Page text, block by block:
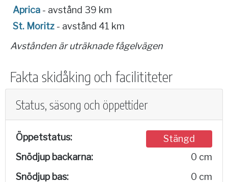
Aprica - avstånd 39 km
St. Moritz - avstånd 41 km
Avstånden är uträknade fågelvägen
Fakta skidåking och facilititeter
Status, säsong och öppettider
Öppetstatus:
Stängd
Snödjup backarna:
0 cm
Snödjup bas:
0 cm